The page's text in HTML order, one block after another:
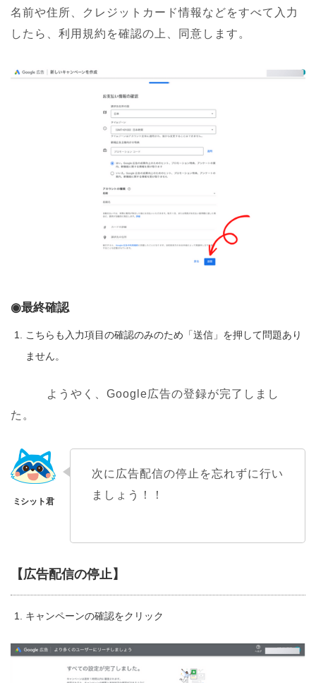
名前や住所、クレジットカード情報などをすべて入力
したら、利用規約を確認の上、同意します。
◉最終確認
こちらも入力項目の確認のみのため「送信」を押して問題あり
ません。
ようやく、Google広告の登録が完了しまし
た。
次に広告配信の停止を忘れずに行い
ましょう！！
【広告配信の停止】
キャンペーンの確認をクリック